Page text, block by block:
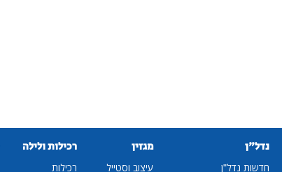
נדל"ן
חדשות נדל"ן
מגזין
עיצוב וסטייל
רכילות ולילה
רכילות